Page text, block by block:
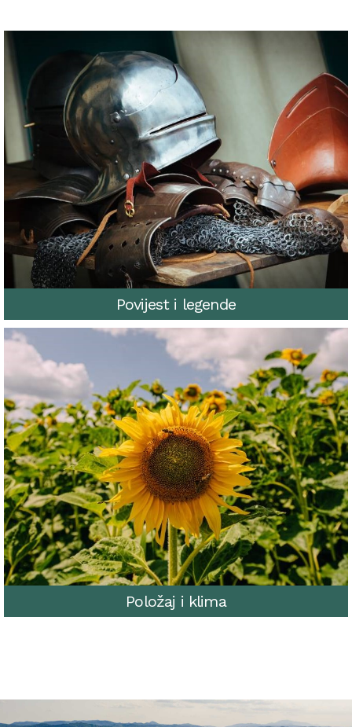
Povijest i legende
Položaj i klima